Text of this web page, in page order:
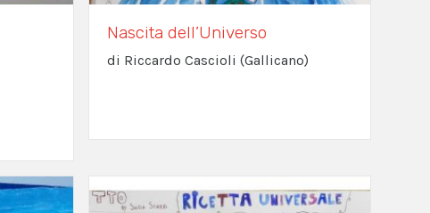
Nascita dell’Universo
di Riccardo Cascioli (Gallicano)